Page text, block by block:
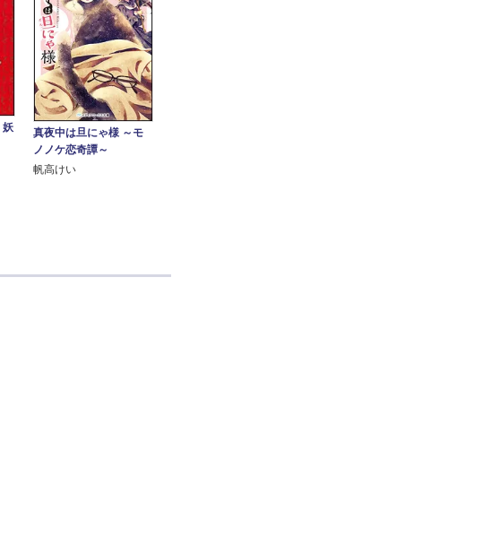
真夜中は旦にゃ様 ～モ
ノノケ恋奇譚～
帆高けい